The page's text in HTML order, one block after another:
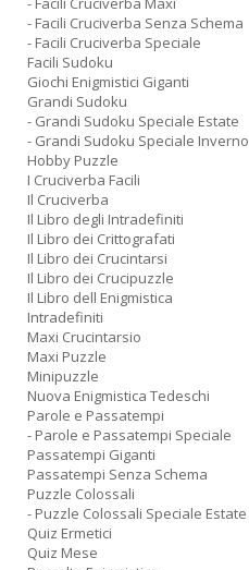
- Facili Cruciverba Senza Schema
- Facili Cruciverba Speciale
Facili Sudoku
Giochi Enigmistici Giganti
Grandi Sudoku
- Grandi Sudoku Speciale Estate
- Grandi Sudoku Speciale Inverno
Hobby Puzzle
I Cruciverba Facili
Il Cruciverba
Il Libro degli Intradefiniti
Il Libro dei Crittografati
Il Libro dei Crucintarsi
Il Libro dei Crucipuzzle
Il Libro dell Enigmistica
Intradefiniti
Maxi Crucintarsio
Maxi Puzzle
Minipuzzle
Nuova Enigmistica Tedeschi
Parole e Passatempi
- Parole e Passatempi Speciale
Passatempi Giganti
Passatempi Senza Schema
Puzzle Colossali
- Puzzle Colossali Speciale Estate
Quiz Ermetici
Quiz Mese